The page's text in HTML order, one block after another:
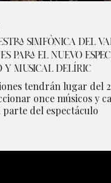
SIMFÒNICA DEL
PARA EL NUEVO
Y MUSICAL DELÍRIC
tendrán lugar del
once músicos y
del espectáculo